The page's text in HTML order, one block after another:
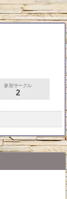
参加サークル
2